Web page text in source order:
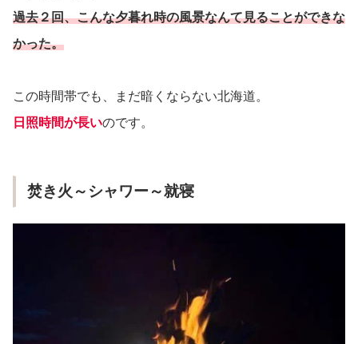
過去２回、こんな夕暮れ時の風景なんて見ることができな
かった。
この時間帯でも、まだ暗くならない北海道。
日照時間が長いのです。
焚き火～シャワー～就寝